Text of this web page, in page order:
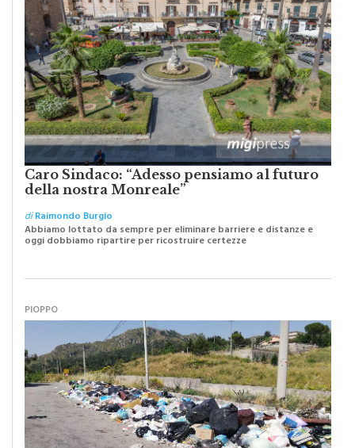
Caro Sindaco: “Adesso pensiamo al futuro
della nostra Monreale”
diRaimondo Burgio
Abbiamo lottato da sempre per eliminare barriere e distanze e
oggi dobbiamo ripartire per ricostruire certezze
PIOPPO